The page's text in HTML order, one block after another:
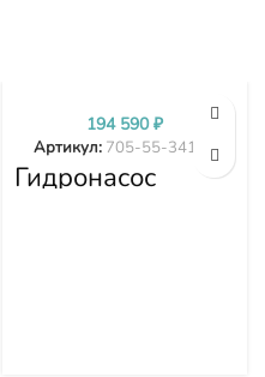
Гидронасос
Komatsu WA380-
Артикул: 705-55-34190
194 590₽